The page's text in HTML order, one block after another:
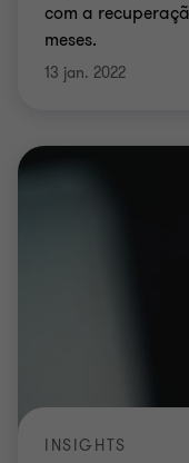
com a
meses.
13 jan. 2022
INSIGHTS